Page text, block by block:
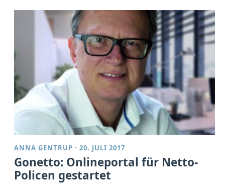
ANNA GENTRUP ·20. JULI 2017
Gonetto: Onlineportal für Netto-
Policen gestartet